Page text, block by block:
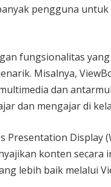
pengguna
fungsionalitas
Misalnya,
dan
dan mengajar di
Presentation Display
konten secara
lebih baik melalui